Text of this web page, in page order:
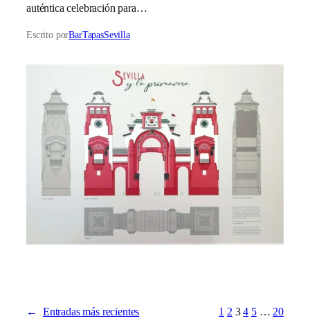
auténtica celebración para…
Escrito porBarTapasSevilla
← Entradas más recientes 1 2 3 4 5 … 20